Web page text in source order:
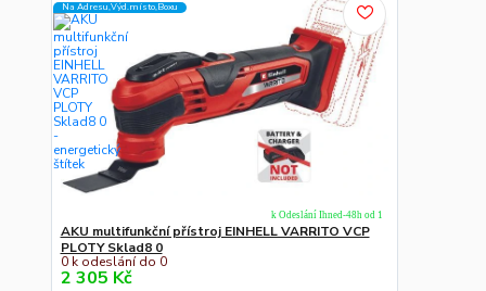
Na Adresu,Výd.místo,Boxu
AKU multifunkční přístroj EINHELL VARRITO VCP
PLOTY Sklad8 0
0 k odeslání do 0
2 305 Kč
k Odeslání Ihned-48h od 1